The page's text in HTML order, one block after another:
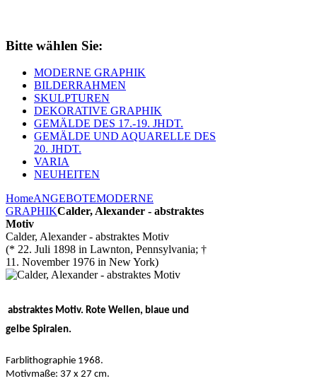
Bitte wählen Sie:
MODERNE GRAPHIK
BILDERRAHMEN
SKULPTUREN
DEKORATIVE GRAPHIK
GEMÄLDE DES 17.-19. JHDT.
GEMÄLDE UND AQUARELLE DES
20. JHDT.
VARIA
NEUHEITEN
HomeANGEBOTEMODERNE
GRAPHIKCalder, Alexander - abstraktes
Motiv
Calder, Alexander - abstraktes Motiv
(* 22. Juli 1898 in Lawnton, Pennsylvania; †
11. November 1976 in New York)
abstraktes Motiv. Rote Wellen, blaue und
gelbe Spiralen.
Farblithographie 1968.
Motivmaße: 37 x 27 cm.